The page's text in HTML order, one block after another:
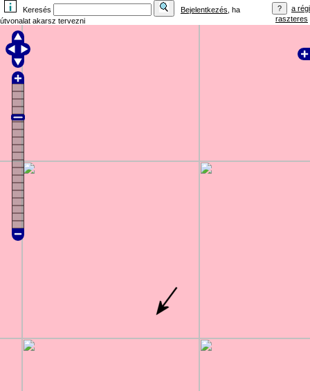
Keresés Bejelentkezés , ha
útvonalat akarsz tervezni
a régi
raszteres